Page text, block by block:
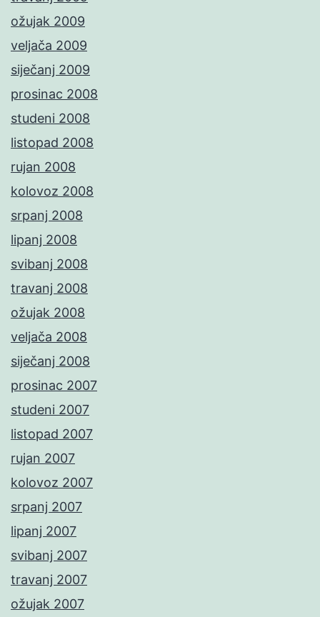
ožujak 2009
veljača 2009
siječanj 2009
prosinac 2008
studeni 2008
listopad 2008
rujan 2008
kolovoz 2008
srpanj 2008
lipanj 2008
svibanj 2008
travanj 2008
ožujak 2008
veljača 2008
siječanj 2008
prosinac 2007
studeni 2007
listopad 2007
rujan 2007
kolovoz 2007
srpanj 2007
lipanj 2007
svibanj 2007
travanj 2007
ožujak 2007